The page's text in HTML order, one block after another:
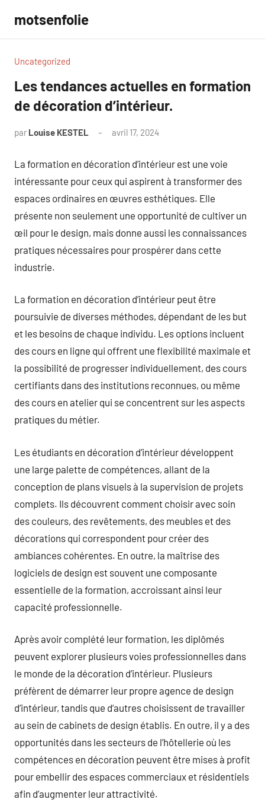
contenu
motsenfolie
Uncategorized
Les tendances actuelles en formation
de décoration d’intérieur.
par Louise KESTEL avril 17, 2024
La formation en décoration d’intérieur est une voie
intéressante pour ceux qui aspirent à transformer des
espaces ordinaires en œuvres esthétiques. Elle
présente non seulement une opportunité de cultiver un
œil pour le design, mais donne aussi les connaissances
pratiques nécessaires pour prospérer dans cette
industrie.
La formation en décoration d’intérieur peut être
poursuivie de diverses méthodes, dépendant de les but
et les besoins de chaque individu. Les options incluent
des cours en ligne qui offrent une flexibilité maximale et
la possibilité de progresser individuellement, des cours
certifiants dans des institutions reconnues, ou même
des cours en atelier qui se concentrent sur les aspects
pratiques du métier.
Les étudiants en décoration d’intérieur développent
une large palette de compétences, allant de la
conception de plans visuels à la supervision de projets
complets. Ils découvrent comment choisir avec soin
des couleurs, des revêtements, des meubles et des
décorations qui correspondent pour créer des
ambiances cohérentes. En outre, la maîtrise des
logiciels de design est souvent une composante
essentielle de la formation, accroissant ainsi leur
capacité professionnelle.
Après avoir complété leur formation, les diplômés
peuvent explorer plusieurs voies professionnelles dans
le monde de la décoration d’intérieur. Plusieurs
préfèrent de démarrer leur propre agence de design
d’intérieur, tandis que d’autres choisissent de travailler
au sein de cabinets de design établis. En outre, il y a des
opportunités dans les secteurs de l’hôtellerie où les
compétences en décoration peuvent être mises à profit
pour embellir des espaces commerciaux et résidentiels
afin d’augmenter leur attractivité.